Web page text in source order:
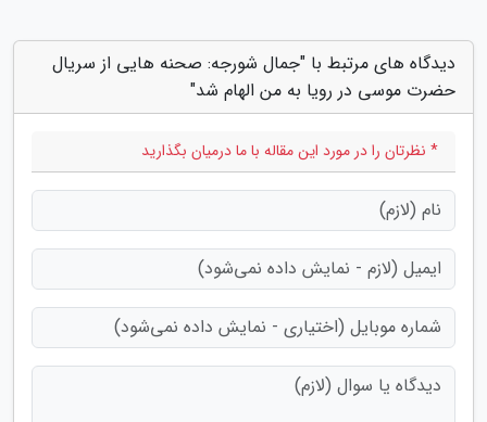
دیدگاه های مرتبط با "جمال شورجه: صحنه هایی از سریال
حضرت موسی در رویا به من الهام شد"
* نظرتان را در مورد این مقاله با ما درمیان بگذارید